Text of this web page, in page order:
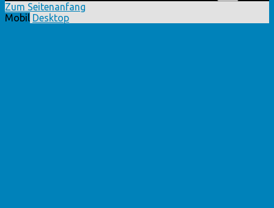
Zum Seitenanfang
Mobil Desktop